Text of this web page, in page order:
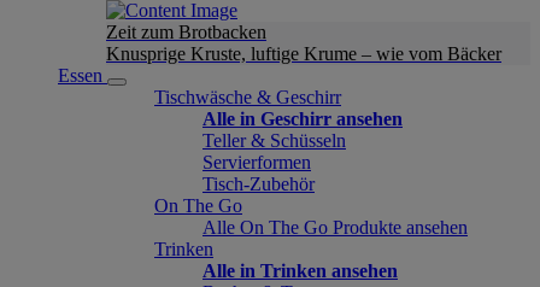
Zeit zum Brotbacken
Knusprige Kruste, luftige Krume – wie vom Bäcker
Essen
Tischwäsche & Geschirr
Alle in Geschirr ansehen
Teller & Schüsseln
Servierformen
Tisch-Zubehör
On The Go
Alle On The Go Produkte ansehen
Trinken
Alle in Trinken ansehen